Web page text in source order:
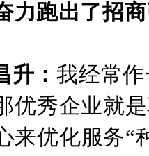
力跑出了招
升：我经常
优秀企业就
来优化服务“